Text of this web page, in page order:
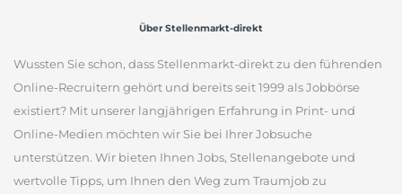
Über Stellenmarkt-direkt
Wussten Sie schon, dass Stellenmarkt-direkt zu den führenden
Online-Recruitern gehört und bereits seit 1999 als Jobbörse
existiert? Mit unserer langjährigen Erfahrung in Print- und
Online-Medien möchten wir Sie bei Ihrer Jobsuche
unterstützen. Wir bieten Ihnen Jobs, Stellenangebote und
wertvolle Tipps, um Ihnen den Weg zum Traumjob zu